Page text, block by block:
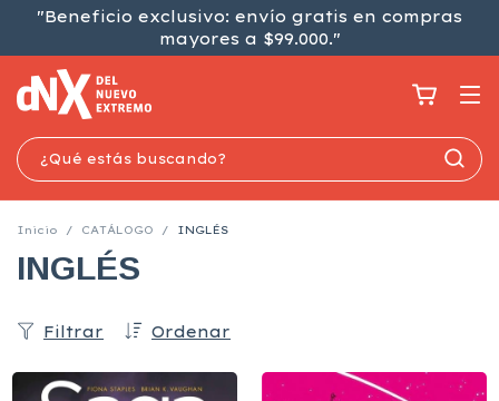
"Beneficio exclusivo: envío gratis en compras
mayores a $99.000."
Inicio / CATÁLOGO / INGLÉS
INGLÉS
Ordenar
Filtrar